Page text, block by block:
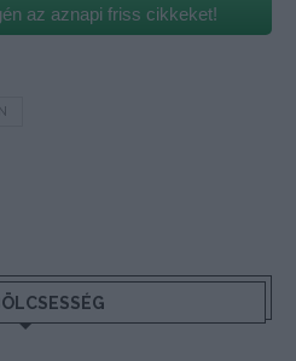
az aznapi friss cikkeket!